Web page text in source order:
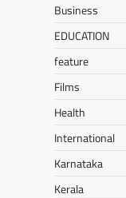
Business
EDUCATION
feature
Films
Health
International
Karnataka
Kerala